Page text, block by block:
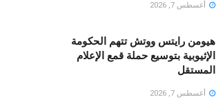
أغسطس 7, 2026
هيومن رايتس ووتش تتهم الحكومة
الإثيوبية بتوسيع حملة قمع الإعلام
المستقل
أغسطس 7, 2026